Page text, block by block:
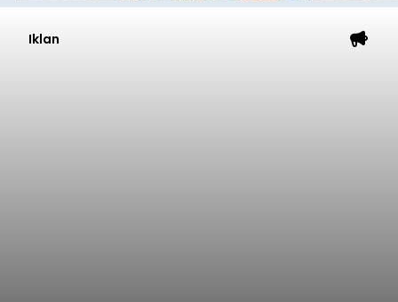
Iklan